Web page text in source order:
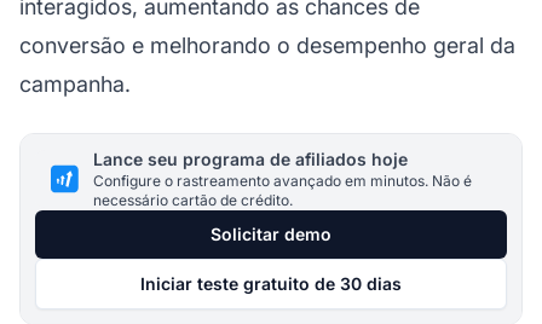
interagidos, aumentando as chances de
conversão e melhorando o desempenho geral da
campanha.
Lance seu programa de afiliados hoje
Configure o rastreamento avançado em minutos. Não é
necessário cartão de crédito.
Solicitar demo
Iniciar teste gratuito de 30 dias